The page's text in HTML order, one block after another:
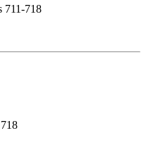
711-718